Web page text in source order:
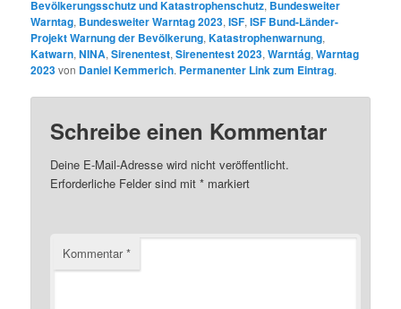
Bevölkerungsschutz und Katastrophenschutz, Bundesweiter
Warntag, Bundesweiter Warntag 2023,ISF,ISF Bund-Länder-
Projekt Warnung der Bevölkerung,Katastrophenwarnung,
Katwarn,NINA,Sirenentest,Sirenentest 2023,Warntág,Warntag
2023von Daniel Kemmerich. Permanenter Link zum Eintrag.
Schreibe einen Kommentar
Deine E-Mail-Adresse wird nicht veröffentlicht.
Erforderliche Felder sind mit* markiert
Kommentar*